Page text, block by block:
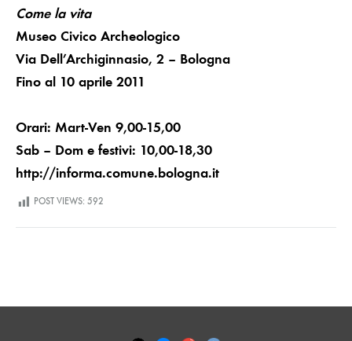
Come la vita
Museo Civico Archeologico
Via Dell’Archiginnasio, 2 – Bologna
Fino al 10 aprile 2011
Orari: Mart-Ven 9,00-15,00
Sab – Dom e festivi: 10,00-18,30
http://informa.comune.bologna.it
POST VIEWS: 592